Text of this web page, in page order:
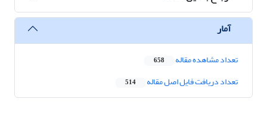
آمار
تعداد مشاهده مقاله 658
تعداد دریافت فایل اصل مقاله 514